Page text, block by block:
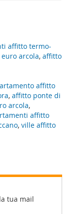
affitto
, affitto ponte di
arcola,
affitto
, ville affitto
affitto termo-
arcola, affitto
tua mail